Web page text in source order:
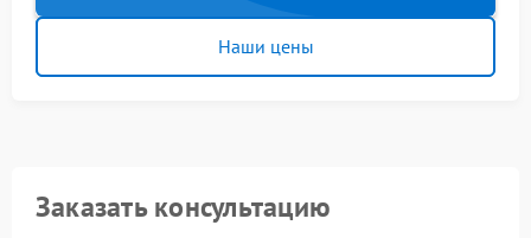
Наши цены
Заказать консультацию